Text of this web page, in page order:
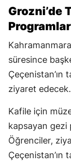
Grozni’de
süresince
Çeçenistan’ın
ziyaret edecek.
Kafile için
kapsayan gezi
Öğrenciler,
Çeçenistan’ın